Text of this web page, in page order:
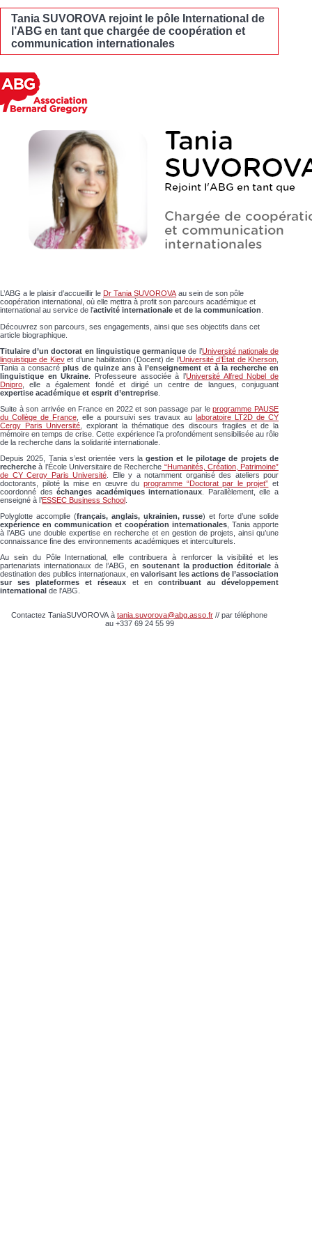
Tania SUVOROVA rejoint le pôle International de
l’ABG en tant que chargée de coopération et
communication internationales
L’ABG a le plaisir d’accueillir le Dr Tania SUVOROVA au sein de son pôle
coopération international, où elle mettra à profit son parcours académique et
international au service de l'activité internationale et de la communication
Découvrez son parcours, ses engagements, ainsi que ses objectifs dans cet
article biographique.
Titulaire d’un doctorat en linguistique germanique de l’Université nationale de
linguistique de Kievet d’une habilitation (Docent) de l’Université d’État de Kherson
Tania a consacréplus de quinze ans à l’enseignement et à la recherche en
linguistique en Ukraine . Professeure associée à l’Université Alfred Nobel de
Dnipro , elle a également fondé et dirigé un centre de langues, conjuguant
expertise académique et esprit d’entreprise
Suite à son arrivée en France en 2022 et son passage par leprogramme PAUSE
du Collège de France , elle a poursuivi ses travaux au laboratoire LT2D de CY
Cergy Paris Université , explorant la thématique des discours fragiles et de la
mémoire en temps de crise. Cette expérience l’a profondément sensibilisée au rôle
de la recherche dans la solidarité internationale.
Depuis 2025, Tania s’est orientée vers lagestion et le pilotage de projets de
recherche à l’École Universitaire de Recherche “Humanités, Création, Patrimoine”
de CY Cergy Paris Université . Elle y a notamment organisé des ateliers pour
doctorants, piloté la mise en œuvre duprogramme “Doctorat par le projet” et
coordonné deséchanges académiques internationaux . Parallèlement, elle a
enseigné à l’ESSEC Business School
Polyglotte accomplie (français, anglais, ukrainien, russe) et forte d’une solide
expérience en communication et coopération internationales , Tania apporte
à l’ABG une double expertise en recherche et en gestion de projets, ainsi qu’une
connaissance fine des environnements académiques et interculturels.
Au sein du Pôle International, elle contribuera à renforcer la visibilité et les
partenariats internationaux de l’ABG, en soutenant la production éditoriale à
destination des publics internationaux, en valorisant les actions de l’association
sur ses plateformes et réseaux et en contribuant au développement
international de l'ABG.
Contactez TaniaSUVOROVA à tania.suvorova@abg.asso.fr // par téléphone
au +337 69 24 55 99